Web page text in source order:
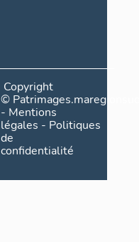
Copyright
©
- Mentions
légales - Politiques
de
confidentialité